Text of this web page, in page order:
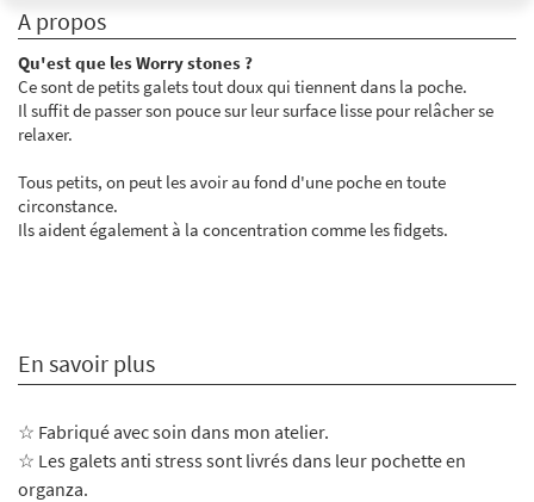
A propos
Qu'est que les Worry stones ?
Ce sont de petits galets tout doux qui tiennent dans la poche.
Il suffit de passer son pouce sur leur surface lisse pour relâcher se
relaxer.
Tous petits, on peut les avoir au fond d'une poche en toute
circonstance.
Ils aident également à la concentration comme les fidgets.
En savoir plus
☆ Fabriqué avec soin dans mon atelier.
☆ Les galets anti stress sont livrés dans leur pochette en
organza.